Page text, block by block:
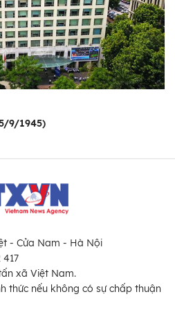
9/1945)
- Cửa Nam - Hà Nội
417
xã Việt Nam.
thức nếu không có sự chấp thuận